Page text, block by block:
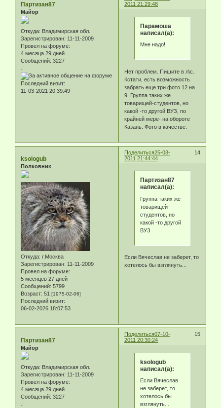
2011 21:29:48
Партизан87
Майор
Откуда: Владимирская обл.
Зарегистрирован: 11-11-2009
Провел на форуме:
4 месяца 29 дней
Сообщений: 3227
.:
Последний визит:
11-03-2021 20:39:49
Парамоша
написал(а):
Мне надо!
Нет проблем. Пишите в л\с.
Кстати, есть возможность
забрать еще три фото 12 на
9. Группа таких же
товарищей-студентов, но
какой -то другой ВУЗ, по
крайней мере- на обороте
Казань. Фото в качестве.
Поделиться 14
25-08-
2011 21:44:44
ksologub
Полковник
Откуда: г.Москва
Зарегистрирован: 11-11-2009
Провел на форуме:
5 месяцев 27 дней
Сообщений: 5799
Возраст: 51 [1975-02-06]
Последний визит:
06-02-2026 18:07:53
Партизан87
написал(а):
Группа таких же
товарищей-
студентов, но
какой -то другой
ВУЗ
Если Вячеслав не заберет, то
хотелось бы взглянуть...
Поделиться 15
07-10-
2011 20:30:24
Партизан87
Майор
Откуда: Владимирская обл.
Зарегистрирован: 11-11-2009
Провел на форуме:
4 месяца 29 дней
Сообщений: 3227
.:
ksologub
написал(а):
Если Вячеслав
не заберет, то
хотелось бы
взглянуть...